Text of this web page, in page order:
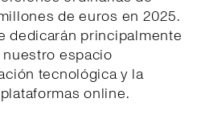
de euros en 2025.
dedicarán principalmente
espacio
tecnológica y la
online.